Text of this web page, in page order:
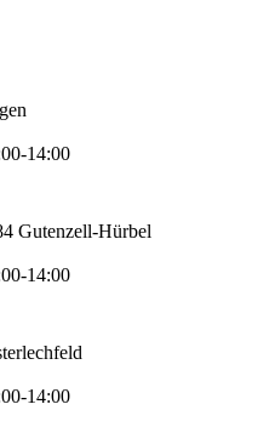
14:00
Gutenzell-Hürbel
14:00
14:00